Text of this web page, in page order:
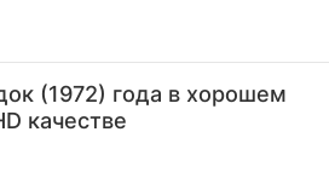
(Зимородок)
(1972) года в хорошем
качестве